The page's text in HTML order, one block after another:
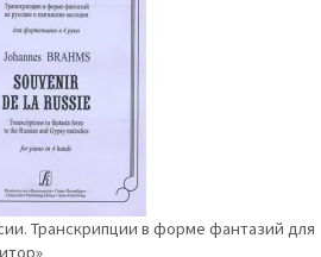
Транскрипции в форме фантазий для